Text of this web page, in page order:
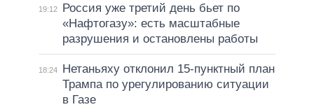
19:12
Россия уже третий день бьет по
«Нафтогазу»: есть масштабные
разрушения и остановлены работы
18:24
Нетаньяху отклонил 15-пунктный план
Трампа по урегулированию ситуации
в Газе